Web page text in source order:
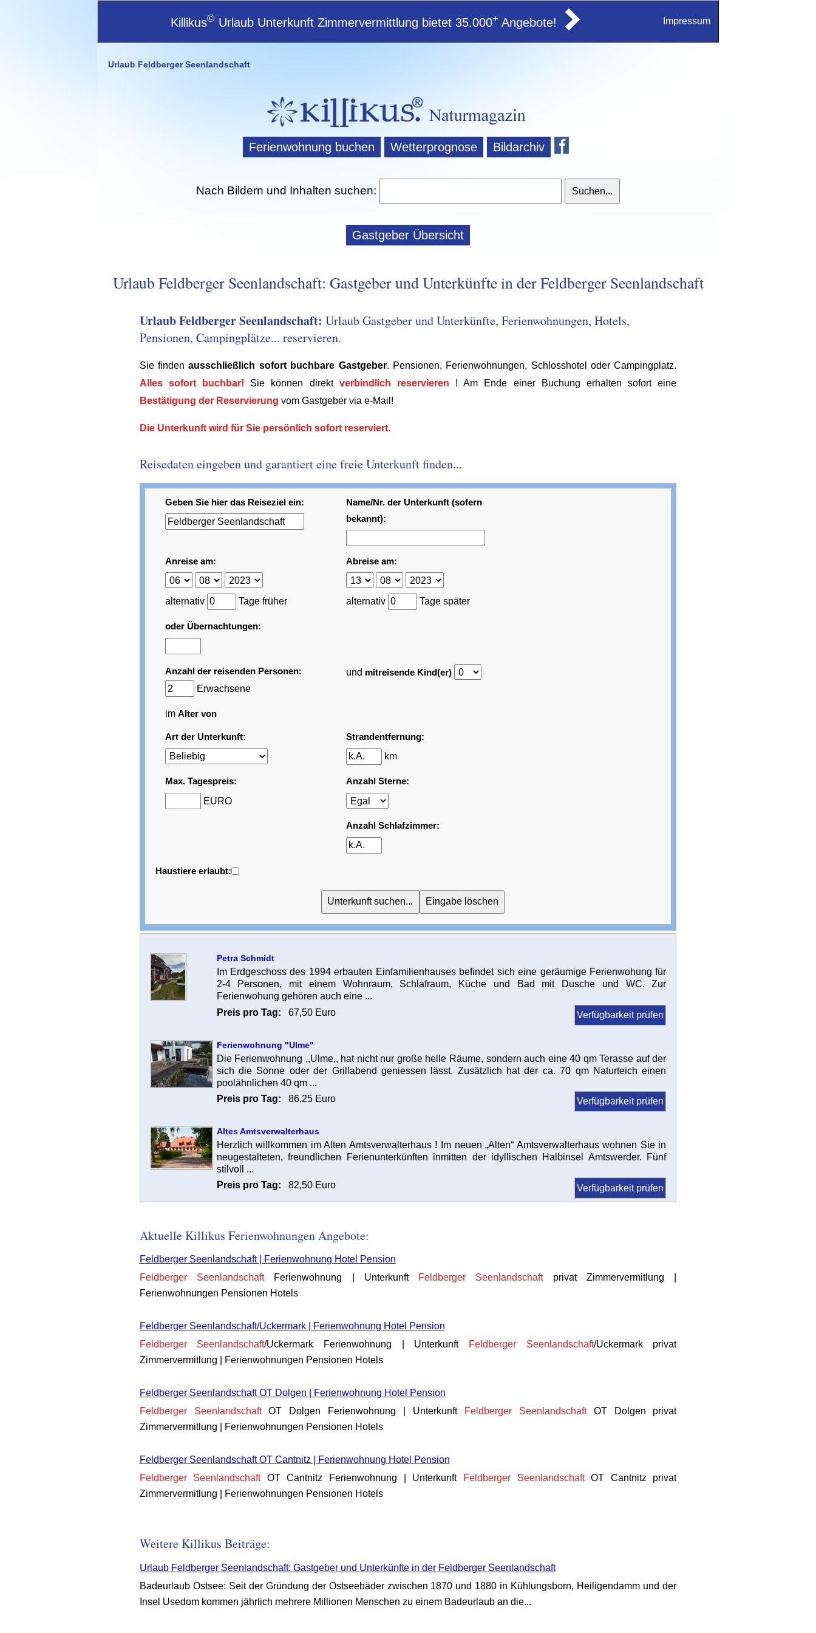
Killikus© Urlaub Unterkunft Zimmervermittlung bietet 35.000+ Angebote! Impressum
Urlaub Feldberger Seenlandschaft
Ferienwohnung buchen Wetterprognose Bildarchiv
Nach Bildern und Inhalten suchen:
Gastgeber Übersicht
Urlaub Feldberger Seenlandschaft: Gastgeber und Unterkünfte in der Feldberger Seenlandschaft
Urlaub Feldberger Seenlandschaft: Urlaub Gastgeber und Unterkünfte, Ferienwohnungen, Hotels,
Pensionen, Campingplätze... reservieren.
Sie findenausschließlich sofort buchbare Gastgeber. Pensionen, Ferienwohnungen, Schlosshotel oder Campingplatz.
Alles sofort buchbar! Sie können direkt verbindlich reservieren ! Am Ende einer Buchung erhalten sofort eine
Bestätigung der Reservierung vom Gastgeber via e-Mail!
Die Unterkunft wird für Sie persönlich sofort reserviert.
Reisedaten eingeben und garantiert eine freie Unterkunft finden...
Geben Sie hier das Reiseziel ein:
Name/Nr. der Unterkunft (sofern
bekannt):
Anreise am:
alternativ Tage früher
Abreise am:
alternativ Tage später
oder Übernachtungen:
Anzahl der reisenden Personen:
Erwachsene
und mitreisende Kind(er)
im Alter von
Art der Unterkunft:
Strandentfernung:
km
Max. Tagespreis:
EURO
Anzahl Sterne:
Anzahl Schlafzimmer:
Haustiere erlaubt:
Petra Schmidt
Im Erdgeschoss des 1994 erbauten Einfamilienhauses befindet sich eine geräumige Ferienwohung für
2-4 Personen, mit einem Wohnraum, Schlafraum, Küche und Bad mit Dusche und WC. Zur
Ferienwohung gehören auch eine ...
Preis pro Tag:
67,50 Euro Verfügbarkeit prüfen
Ferienwohnung "Ulme"
Die Ferienwohnung ,,Ulme,, hat nicht nur große helle Räume, sondern auch eine 40 qm Terasse auf der
sich die Sonne oder der Grillabend geniessen lässt. Zusätzlich hat der ca. 70 qm Naturteich einen
poolähnlichen 40 qm ...
Preis pro Tag:
86,25 Euro Verfügbarkeit prüfen
Altes Amtsverwalterhaus
Herzlich willkommen im Alten Amtsverwalterhaus ! Im neuen „Alten“ Amtsverwalterhaus wohnen Sie in
neugestalteten, freundlichen Ferienunterkünften inmitten der idyllischen Halbinsel Amtswerder. Fünf
stilvoll ...
Preis pro Tag:
82,50 Euro Verfügbarkeit prüfen
Aktuelle Killikus Ferienwohnungen Angebote:
Feldberger Seenlandschaft | Ferienwohnung Hotel Pension
Feldberger
SeenlandschaftFerienwohnung | Unterkunft Feldberger Seenlandschaftprivat Zimmervermitlung |
Ferienwohnungen Pensionen Hotels
Feldberger Seenlandschaft/Uckermark | Ferienwohnung Hotel Pension
Feldberger
Seenlandschaft/Uckermark Ferienwohnung | Unterkunft Feldberger Seenlandschaft/Uckermark privat
Zimmervermitlung | Ferienwohnungen Pensionen Hotels
Feldberger Seenlandschaft OT Dolgen | Ferienwohnung Hotel Pension
Feldberger
SeenlandschaftOT Dolgen Ferienwohnung | Unterkunft Feldberger SeenlandschaftOT Dolgen privat
Zimmervermitlung | Ferienwohnungen Pensionen Hotels
Feldberger Seenlandschaft OT Cantnitz | Ferienwohnung Hotel Pension
Feldberger
SeenlandschaftOT Cantnitz Ferienwohnung | Unterkunft Feldberger SeenlandschaftOT Cantnitz privat
Zimmervermitlung | Ferienwohnungen Pensionen Hotels
Weitere Killikus Beiträge:
Urlaub Feldberger Seenlandschaft: Gastgeber und Unterkünfte in der Feldberger Seenlandschaft
Badeurlaub Ostsee: Seit der Gründung der Ostseebäder zwischen 1870 und 1880 in Kühlungsborn, Heiligendamm und der
Insel Usedom kommen jährlich mehrere Millionen Menschen zu einem Badeurlaub an die...